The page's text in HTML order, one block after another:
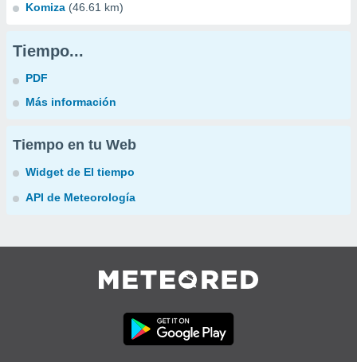
Komiza (46.61 km)
Tiempo...
PDF
Más información
Tiempo en tu Web
Widget de El tiempo
API de Meteorología